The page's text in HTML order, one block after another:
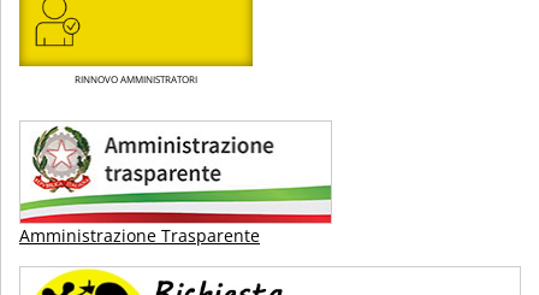
RINNOVO AMMINISTRATORI
Amministrazione Trasparente